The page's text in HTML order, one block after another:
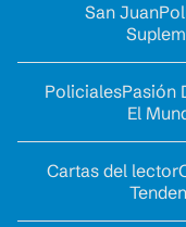
San Juan
PolicialesPasión
El
Cartas del lector